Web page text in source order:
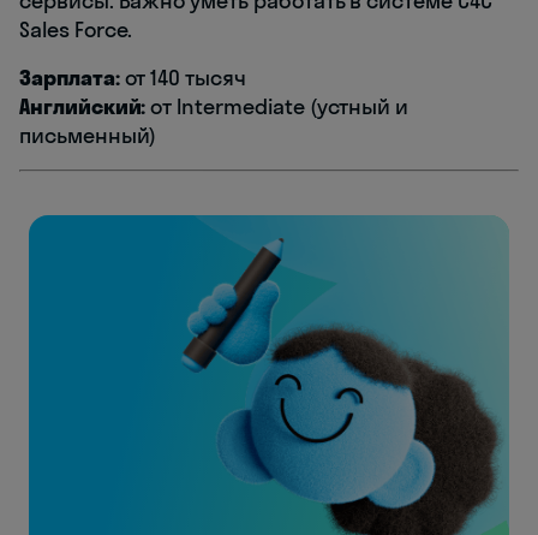
Sales Force.
Зарплата:от 140 тысяч
Английский:от Intermediate (устный и
письменный)